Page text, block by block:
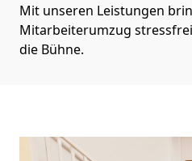
Mit unseren Leistungen
Mitarbeiterumzug
die Bühne.